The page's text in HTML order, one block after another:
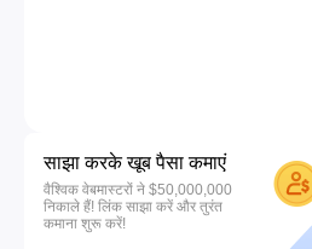
साझा करके खूब पैसा कमाएं
वैश्विक वेबमास्टरों ने $50,000,000
निकाले हैं! लिंक साझा करें और तुरंत
कमाना शुरू करें!